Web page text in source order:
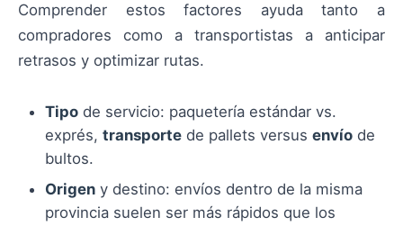
Comprender estos factores ayuda tanto a
compradores como a transportistas a anticipar
retrasos y optimizar rutas.
Tipo de servicio: paquetería estándar vs.
exprés, transporte de pallets versus envío de
bultos.
Origen y destino: envíos dentro de la misma
provincia suelen ser más rápidos que los